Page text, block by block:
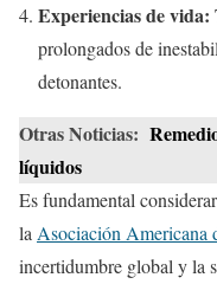
Experiencias de vida:
prolongados de
detonantes.
Otras Noticias:
líquidos
Es fundamental
la Asociación Americana
incertidumbre global y la